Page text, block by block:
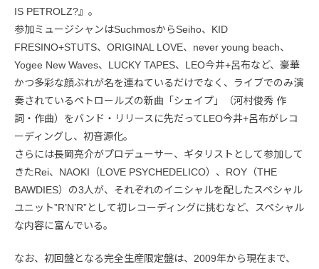
IS PETROLZ?』。
参加ミュージシャンはSuchmosからSeiho、KID
FRESINO+STUTS、ORIGINAL LOVE、never young beach、
Yogee New Waves、LUCKY TAPES、LEO今井+呂布など、豪華
かつ多彩な顔ぶれが名を連ねているだけでなく、ライブでのみ演
奏されているペトロールズの新曲「シェイプ」（河村俊秀 作
詞・作曲）をバンド・リリースに先だってLEO今井+呂布がレコ
ーディングし、初音源化。
さらには長岡亮介がプロデューサー、ギタリストとして参加して
きたRei、NAOKI（LOVE PSYCHEDELICO）、ROY（THE
BAWDIES）の3人が、それぞれのイニシャルを配したスペシャル
ユニット”R’N’R”として初レコーディングに挑むなど、スペシャル
な内容に富んでいる。
なお、初回盤となる完全生産限定盤は、2009年から現在まで、